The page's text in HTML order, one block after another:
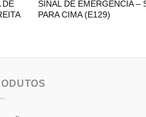
DE
SINAL DE EMERGÊNCIA –
PARA CIMA (E129)